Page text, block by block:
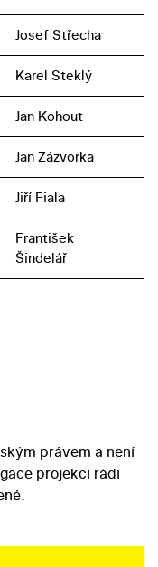
Josef Střecha
Karel Steklý
Jan Kohout
Jan Zázvorka
Jiří Fiala
František
Šindelář
právem a není
projekcí rádi